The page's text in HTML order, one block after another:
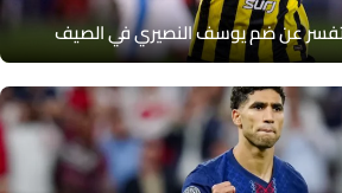
عن ضم يوسف النصيري في الصيف